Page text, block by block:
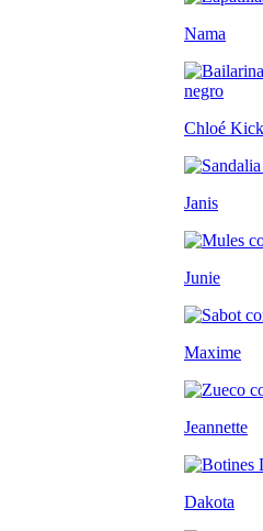
Nama
Chloé Kick
Janis
Junie
Maxime
Jeannette
Dakota